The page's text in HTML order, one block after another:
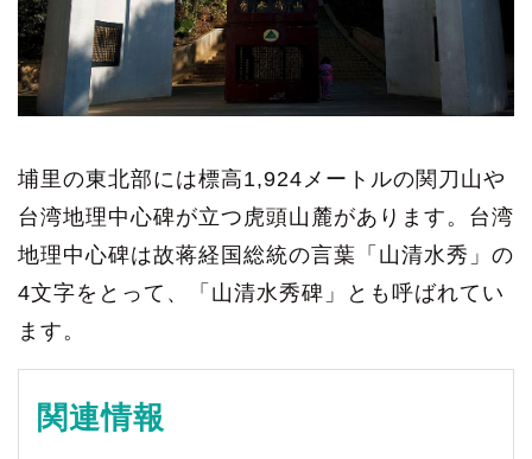
埔里の東北部には標高1,924メートルの関刀山や
台湾地理中心碑が立つ虎頭山麓があります。台湾
地理中心碑は故蒋経国総統の言葉「山清水秀」の
4文字をとって、「山清水秀碑」とも呼ばれてい
ます。
関連情報